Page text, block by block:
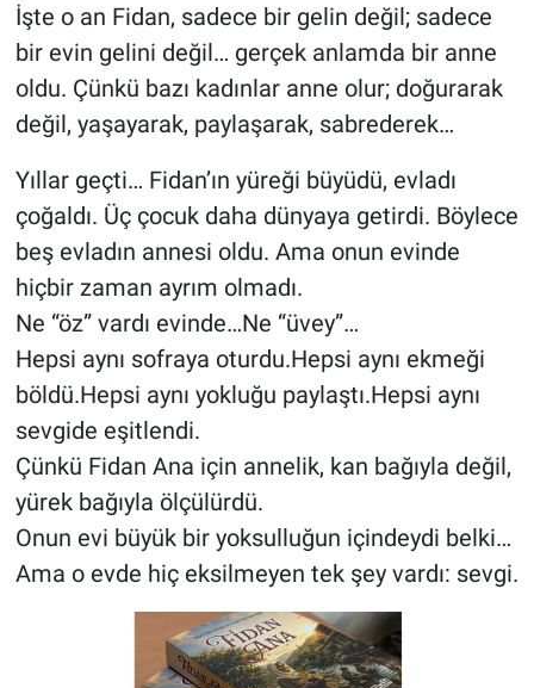
İşte o an Fidan, sadece bir gelin değil; sadece
bir evin gelini değil… gerçek anlamda bir anne
oldu. Çünkü bazı kadınlar anne olur; doğurarak
değil, yaşayarak, paylaşarak, sabrederek…
Yıllar geçti… Fidan’ın yüreği büyüdü, evladı
çoğaldı. Üç çocuk daha dünyaya getirdi. Böylece
beş evladın annesi oldu. Ama onun evinde
hiçbir zaman ayrım olmadı.
Ne “öz” vardı evinde…Ne “üvey”…
Hepsi aynı sofraya oturdu.Hepsi aynı ekmeği
böldü.Hepsi aynı yokluğu paylaştı.Hepsi aynı
sevgide eşitlendi.
Çünkü Fidan Ana için annelik, kan bağıyla değil,
yürek bağıyla ölçülürdü.
Onun evi büyük bir yoksulluğun içindeydi belki…
Ama o evde hiç eksilmeyen tek şey vardı: sevgi.